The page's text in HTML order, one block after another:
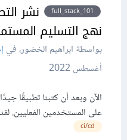
full_stack_101
نشر
نهج التسليم
بواسطة ابراهيم الخضور، في
أغسطس 2022
الآن وبعد أن كتبنا تطبيقًا
على المستخدمين الفعليين. لقد
ci/cd